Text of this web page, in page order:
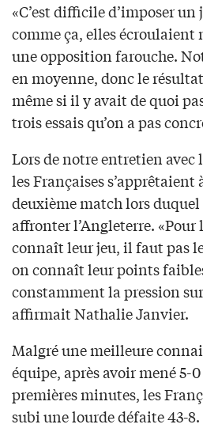
«C’est difficile d’imposer
comme ça, elles écroulaient
une opposition farouche.
en moyenne, donc le
même si il y avait de quoi
trois essais qu’on a pas
Lors de notre entretien avec
les Françaises
deuxième match lors
affronter l’Angleterre. «Pour
connaît leur jeu, il faut pas
on connaît leur points
constamment la pression
affirmait Nathalie Janvier.
Malgré une meilleure
équipe, après avoir mené 5-
premières minutes, les
subi une lourde défaite 43-8.